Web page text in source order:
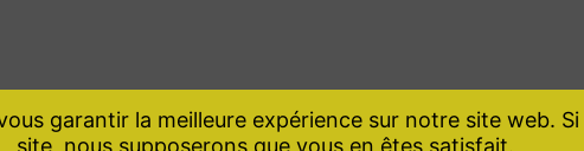
garantir la meilleure expérience sur notre site web.
site, nous supposerons que vous en êtes satisfait.